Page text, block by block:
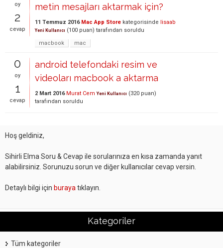
oy
2
cevap
metin mesajları aktarmak için?
11 Temmuz 2016 Mac App Store kategorisinde lisaab
Yeni Kullanıcı (100 puan) tarafından soruldu
macbook
mac
0
oy
1
cevap
android telefondaki resim ve
videoları macbook a aktarma
2 Mart 2016 Murat Cem Yeni Kullanıcı (320 puan)
tarafından soruldu
Hoş geldiniz,
Sihirli Elma Soru & Cevap ile sorularınıza en kısa zamanda yanıt
alabilirsiniz. Sorunuzu sorun ve diğer kullanıcılar cevap versin.
Detaylı bilgi için buraya tıklayın.
Kategoriler
Tüm kategoriler